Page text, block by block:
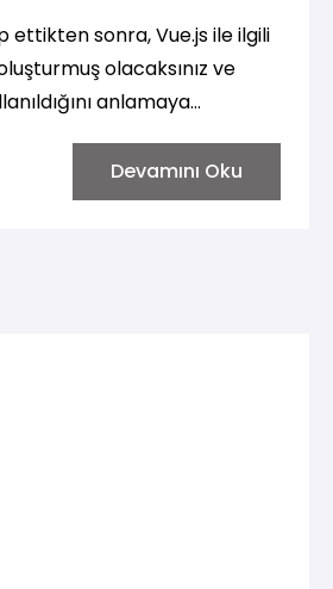
ettikten sonra, Vue.js ile ilgili
olacaksınız ve
anlamaya
resmi Vue.js
inceleyebilirsiniz.
Devamını Oku